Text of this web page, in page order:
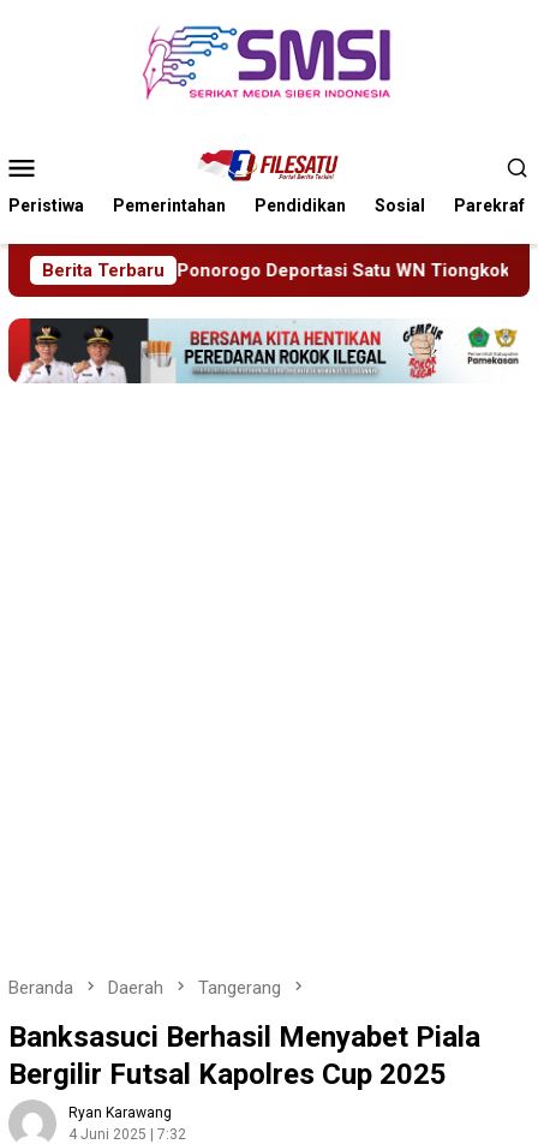
Mobile
Peristiwa Pemerintahan Pendidikan Sosial Parekraf
Berita Terbaru
Satu WN Tiongkok Salahgunakan Ijin Tinggal 19
Beranda Daerah Tangerang
Banksasuci Berhasil Menyabet Piala
Bergilir Futsal Kapolres Cup 2025
Ryan Karawang
4 Juni 2025 | 7:32